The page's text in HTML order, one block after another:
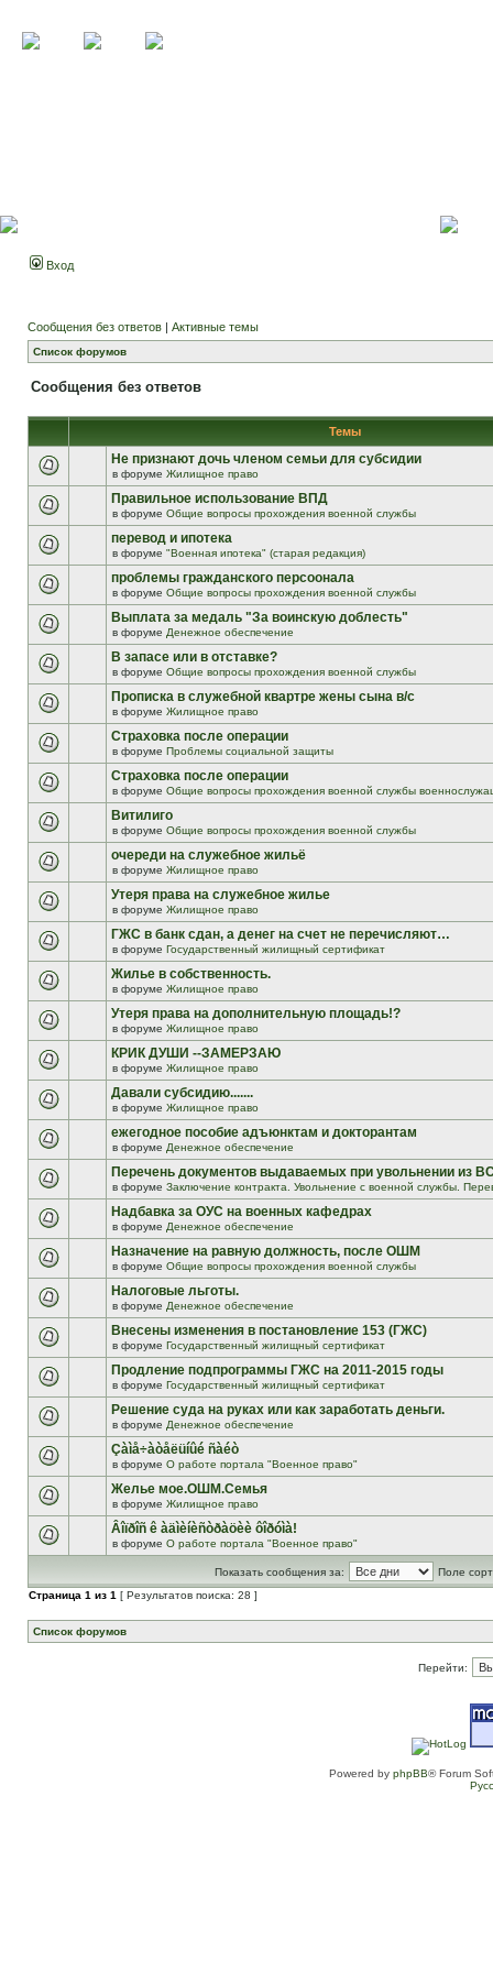
Вход
Сообщения без ответов | Активные темы
Список форумов
Сообщения без ответов
Темы
Не признают дочь членом семьи для субсидии
в форуме Жилищное право
Правильное использование ВПД
в форуме Общие вопросы прохождения военной службы
перевод и ипотека
в форуме "Военная ипотека" (старая редакция)
проблемы гражданского персоонала
в форуме Общие вопросы прохождения военной службы
Выплата за медаль "За воинскую доблесть"
в форуме Денежное обеспечение
В запасе или в отставке?
в форуме Общие вопросы прохождения военной службы
Прописка в служебной квартре жены сына в/с
в форуме Жилищное право
Страховка после операции
в форуме Проблемы социальной защиты
Страховка после операции
в форуме Общие вопросы прохождения военной службы
Витилиго
в форуме Общие вопросы прохождения военной службы
очереди на служебное жильё
в форуме Жилищное право
Утеря права на служебное жилье
в форуме Жилищное право
ГЖС в банк сдан, а денег на счет не перечисляют…
в форуме Государственный жилищный сертификат
Жилье в собственность.
в форуме Жилищное право
Утеря права на дополнительную площадь!?
в форуме Жилищное право
КРИК ДУШИ --ЗАМЕРЗАЮ
в форуме Жилищное право
Давали субсидию.......
в форуме Жилищное право
ежегодное пособие адъюнктам и докторантам
в форуме Денежное обеспечение
Перечень документов выдаваемых при увольнении из
в форуме Заключение контракта. Увольнение с военной службы.
Надбавка за ОУС на военных кафедрах
в форуме Денежное обеспечение
Назначение на равную должность, после ОШМ
в форуме Общие вопросы прохождения военной службы
Налоговые льготы.
в форуме Денежное обеспечение
Внесены изменения в постановление 153 (ГЖС)
в форуме Государственный жилищный сертификат
Продление подпрограммы ГЖС на 2011-2015 годы
в форуме Государственный жилищный сертификат
Решение суда на руках или как заработать деньги.
в форуме Денежное обеспечение
Çàìå÷àòåëüíûé ñàéò
в форуме О работе портала "Военное право"
Желье мое.ОШМ.Семья
в форуме Жилищное право
Âîïðîñ ê àäìèíèñòðàöèè ôîðóìà!
в форуме О работе портала "Военное право"
Показать сообщения за:
Поле
Страница 1 из 1 [ Результатов поиска: 28 ]
Список форумов
Перейти:
Powered by phpBB® Forum